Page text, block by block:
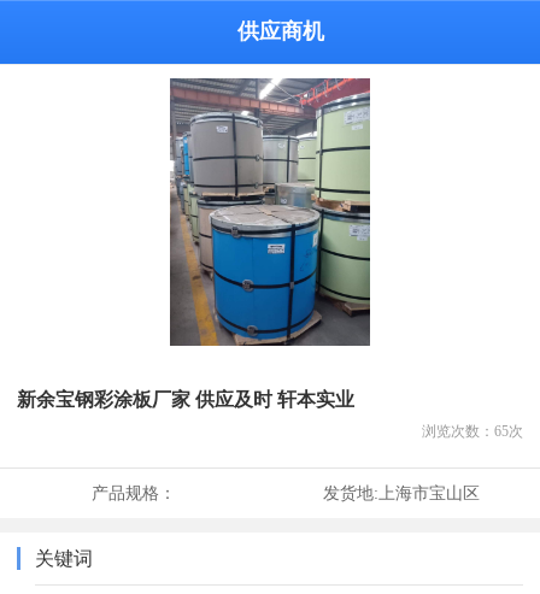
供应商机
新余宝钢彩涂板厂家 供应及时 轩本实业
浏览次数： 65次
产品规格： 发货地:上海市宝山区
关键词